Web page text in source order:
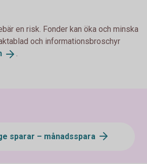
en risk. Fonder kan öka och minska
och informationsbroschyr
.
sparar – månadsspara